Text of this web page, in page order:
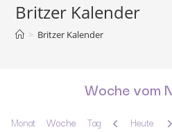
Britzer Kalender
> Britzer Kalender
Woche vom
Monat Woche Tag Zurück
Heute